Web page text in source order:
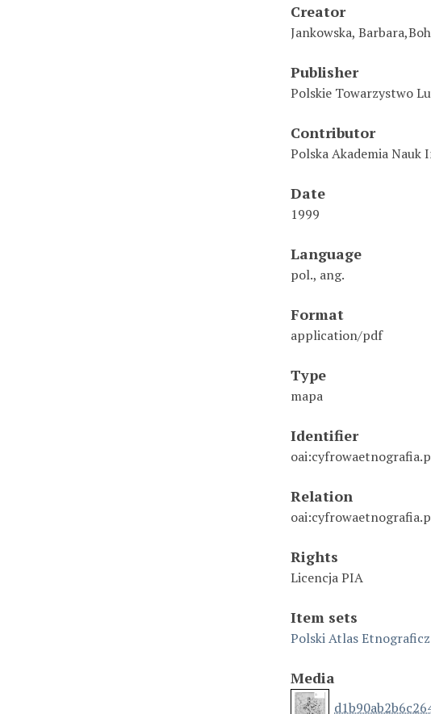
Creator
Jankowska,
Publisher
Polskie Towarzystwo
Contributor
Polska Akademia
Date
1999
Language
pol., ang.
Format
application/pdf
Type
mapa
Identifier
Relation
Rights
Licencja PIA
Item sets
Polski Atlas
Media